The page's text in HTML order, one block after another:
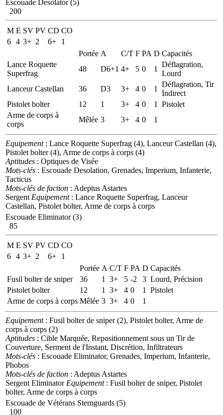
Escouade Desolator (5)
200
M E SV PV CD CO
6 4 3+ 2 6+
1
Portée A C/T F PA D Capacités
Lance Roquette
Superfrag
48 D6+1 4+ 5 0 1
Déflagration,
Lourd
Lanceur Castellan
36 D3 3+ 4 0 1
Déflagration, Tir
Indirect
Pistolet bolter
12 1 3+ 4 0 1
Pistolet
Arme de corps à
corps
Mêlée 3 3+ 4 0 1
Equipement: Lance Roquette Superfrag (4), Lanceur Castellan (4),
Pistolet bolter (4), Arme de corps à corps (4)
Aptitudes : Optiques de Visée
Mots-clés : Escouade Desolation, Grenades, Imperium, Infanterie,
Tacticus
Mots-clés de faction : Adeptus Astartes
Sergent Equipement: Lance Roquette Superfrag, Lanceur
Castellan, Pistolet bolter, Arme de corps à corps
Escouade Eliminator (3)
85
M E SV PV CD CO
6 4 3+ 2 6+
1
Portée A C/T F PA D Capacités
Fusil bolter de sniper
36 1 3+ 5 -2 3 Lourd, Précision
Pistolet bolter
12 1 3+ 4 0 1
Pistolet
Arme de corps à corps Mêlée 3 3+ 4 0 1
Equipement: Fusil bolter de sniper (2), Pistolet bolter, Arme de
corps à corps (2)
Aptitudes : Cible Marquée, Repositionnement sous un Tir de
Couverture, Serment de l'Instant, Discrétion, Infiltrateurs
Mots-clés : Escouade Eliminator, Grenades, Imperium, Infanterie,
Phobos
Mots-clés de faction : Adeptus Astartes
Sergent Eliminator Equipement: Fusil bolter de sniper, Pistolet
bolter, Arme de corps à corps
Escouade de Vétérans Sternguards (5)
100